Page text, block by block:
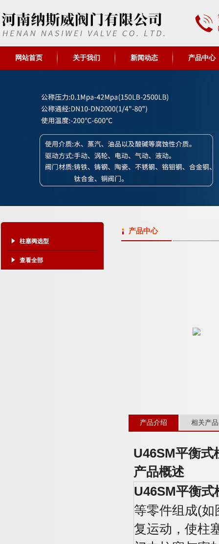
网站首页 关于我们 新闻动态 产品中心
柱塞阀选型
查看全部
产品中心
产品介绍 相关产品
U46SM平衡式
产品概述
U46SM平衡式
等零件组成(如
复运动，使柱